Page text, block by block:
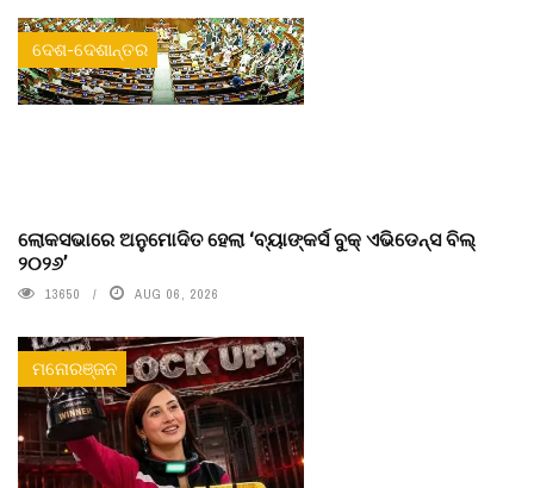
ଦେଶ-ଦେଶାନ୍ତର
ଲୋକସଭାରେ ଅନୁମୋଦିତ ହେଲା ‘ବ୍ୟାଙ୍କର୍ସ ବୁକ୍ ଏଭିଡେନ୍ସ ବିଲ୍
୨୦୨୬’
13650 AUG 06, 2026
ମନୋରଞ୍ଜନ